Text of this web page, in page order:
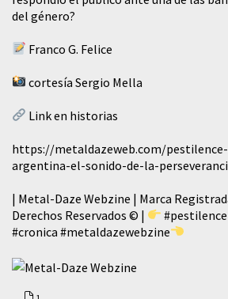
del género?
Franco G. Felice
cortesía Sergio Mella
Link en historias
https://metaldazeweb.com/
argentina-el-sonido-de-la-
| Metal-Daze Webzine | Marca
Derechos Reservados © |
#pestilence
#cronica #metaldazewebzine